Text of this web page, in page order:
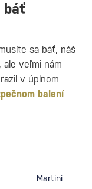
báť
sa báť, náš
veľmi nám
v úplnom
balení
Martini